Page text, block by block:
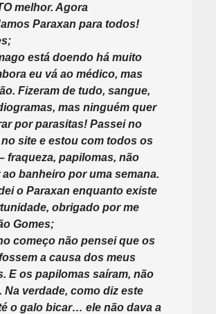
melhor. Agora
Paraxan para todos!
está doendo há muito
eu vá ao médico, mas
Fizeram de tudo, sangue,
mas ninguém quer
por parasitas! Passei no
site e estou com todos os
fraqueza, papilomas, não
banheiro por uma semana.
o Paraxan enquanto existe
obrigado por me
Gomes;
começo não pensei que os
a causa dos meus
E os papilomas saíram, não
Na verdade, como diz este
o galo bicar… ele não dava a